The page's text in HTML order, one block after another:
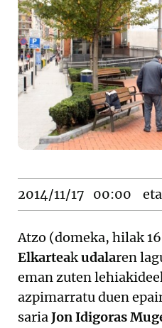
2014/11/17 00:00
Atzo (domeka, hilak
Elkarteakudalaren
eman zuten
azpimarratu duen
sariaJon Idigoras